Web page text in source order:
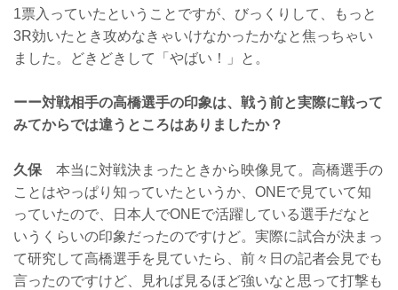
1票入っていたということですが、びっくりして、もっと
3R効いたとき攻めなきゃいけなかったかなと焦っちゃい
ました。どきどきして「やばい！」と。
ーー対戦相手の高橋選手の印象は、戦う前と実際に戦って
みてからでは違うところはありましたか？
久保 本当に対戦決まったときから映像見て。高橋選手の
ことはやっぱり知っていたというか、ONEで見ていて知
っていたので、日本人でONEで活躍している選手だなと
いうくらいの印象だったのですけど。実際に試合が決まっ
て研究して高橋選手を見ていたら、前々日の記者会見でも
言ったのですけど、見れば見るほど強いなと思って打撃も